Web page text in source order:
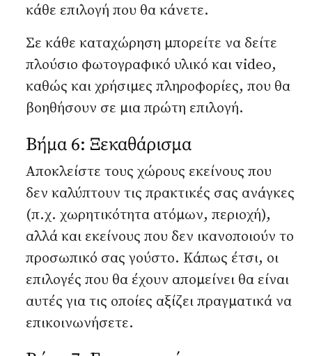
κάθε επιλογή που θα κάνετε.
Σε κάθε καταχώρηση μπορείτε να δείτε
πλούσιο φωτογραφικό υλικό και video,
καθώς και χρήσιμες πληροφορίες, που θα
βοηθήσουν σε μια πρώτη επιλογή.
Βήμα 6: Ξεκαθάρισμα
Αποκλείστε τους χώρους εκείνους που
δεν καλύπτουν τις πρακτικές σας ανάγκες
(π.χ. χωρητικότητα ατόμων, περιοχή),
αλλά και εκείνους που δεν ικανοποιούν το
προσωπικό σας γούστο. Κάπως έτσι, οι
επιλογές που θα έχουν απομείνει θα είναι
αυτές για τις οποίες αξίζει πραγματικά να
επικοινωνήσετε.